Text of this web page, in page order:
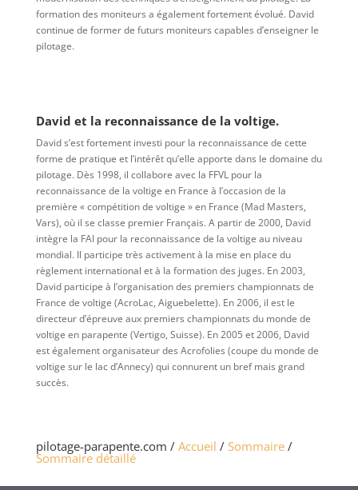
formation des moniteurs a également fortement évolué. David
continue de former de futurs moniteurs capables d’enseigner le
pilotage.
David et la reconnaissance de la voltige.
David s’est fortement investi pour la reconnaissance de cette
forme de pratique et l’intérêt qu’elle apporte dans le domaine du
pilotage. Dès 1998, il collabore avec la FFVL pour la
reconnaissance de la voltige en France à l’occasion de la
première « compétition de voltige » en France (Mad Masters,
Vars), où il se classe premier Français. A partir de 2000, David
intègre la FAI pour la reconnaissance de la voltige au niveau
mondial. Il participe très activement à la mise en place du
règlement international et à la formation des juges. En 2003,
David participe à l’organisation des premiers championnats de
France de voltige (AcroLac, Aiguebelette). En 2006, il est le
directeur d’épreuve aux premiers championnats du monde de
voltige en parapente (Vertigo, Suisse). En 2005 et 2006, David
est également organisateur des Acrofolies (coupe du monde de
voltige sur le lac d’Annecy) qui connurent un bref mais grand
succès.
pilotage-parapente.com / Accueil / Sommaire/
Sommaire détaillé